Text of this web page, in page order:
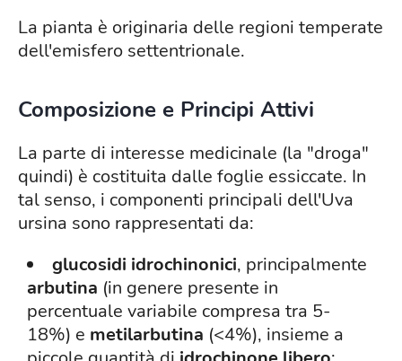
La pianta è originaria delle regioni temperate
dell'emisfero settentrionale.
Composizione e Principi Attivi
La parte di interesse medicinale (la "droga"
quindi) è costituita dalle foglie essiccate. In
tal senso, i componenti principali dell'Uva
ursina sono rappresentati da:
glucosidi idrochinonici, principalmente
arbutina (in genere presente in
percentuale variabile compresa tra 5-
18%) e metilarbutina (<4%), insieme a